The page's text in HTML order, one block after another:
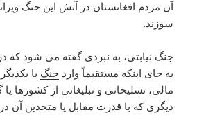
آن مردم افغانستان در آتش این جنگ
سوزند.
جنگ نیابتی، به نبردی گفته می شود که
به جای اینکه مستقیماً وارد جنگ با
مالی، تسلیحاتی و تبلیغاتی از کشورها
دیگری که با قدرت مقابل یا متحدین آن